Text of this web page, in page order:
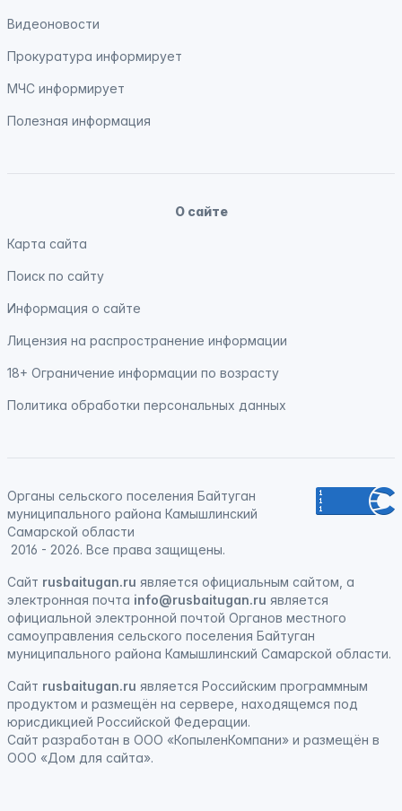
Видеоновости
Прокуратура информирует
МЧС информирует
Полезная информация
О сайте
Карта сайта
Поиск по сайту
Информация о сайте
Лицензия на распространение информации
18+ Ограничение информации по возрасту
Политика обработки персональных данных
Органы сельского поселения Байтуган
муниципального района Камышлинский
Самарской области
2016 - 2026. Все права защищены.
Сайт rusbaitugan.ru является официальным сайтом, а
электронная почта info@rusbaitugan.ru является
официальной электронной почтой Органов местного
самоуправления сельского поселения Байтуган
муниципального района Камышлинский Самарской области.
Сайт rusbaitugan.ru является Российским программным
продуктом и размещён на сервере, находящемся под
юрисдикцией Российской Федерации.
Сайт разработан в ООО «КопыленКомпани» и размещён в
ООО «Дом для сайта».